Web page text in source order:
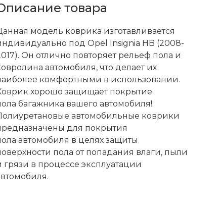
товара
модель коврика изготавливается
под Opel Insignia HB (2008-
Он отлично повторяет рельеф пола и
автомобиля, что делает их
комфортными в использовании.
хорошо защищает покрытие
багажника вашего автомобиля!
автомобильные коврики
для покрытия
автомобиля в целях защиты
пола от попадания влаги, пыли
грязи в процессе эксплуатации